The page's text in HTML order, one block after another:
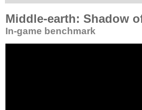
Middle-earth: Shadow
In-game benchmark